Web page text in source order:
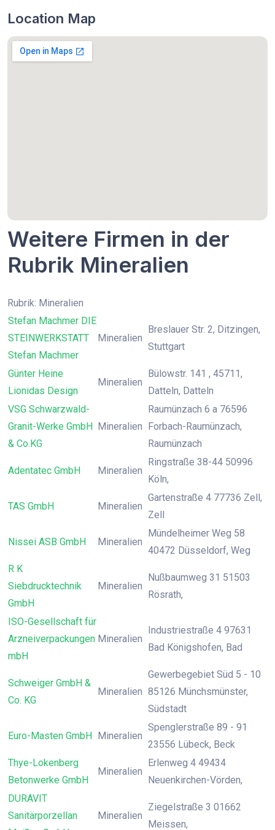
Location Map
Weitere Firmen in der
Rubrik Mineralien
Rubrik: Mineralien
Stefan Machmer DIE
STEINWERKSTATT
Stefan Machmer
Mineralien
Breslauer Str. 2, Ditzingen,
Stuttgart
Günter Heine
Lionidas Design
Mineralien
Bülowstr. 141 , 45711,
Datteln, Datteln
VSG Schwarzwald-
Granit-Werke GmbH
& Co.KG
Mineralien
Raumünzach 6 a 76596
Forbach-Raumünzach,
Raumünzach
Adentatec GmbH Mineralien
Ringstraße 38-44 50996
Köln,
TAS GmbH Mineralien
Gartenstraße 4 77736 Zell,
Zell
Nissei ASB GmbH Mineralien
Mündelheimer Weg 58
40472 Düsseldorf, Weg
R K
Siebdrucktechnik
GmbH
Mineralien
Nußbaumweg 31 51503
Rösrath,
ISO-Gesellschaft für
Arzneiverpackungen
mbH
Mineralien
Industriestraße 4 97631
Bad Königshofen, Bad
Schweiger GmbH &
Co. KG
Mineralien
Gewerbegebiet Süd 5 - 10
85126 Münchsmünster,
Südstadt
Euro-Masten GmbH Mineralien
Spenglerstraße 89 - 91
23556 Lübeck, Beck
Thye-Lokenberg
Betonwerke GmbH
Mineralien
Erlenweg 4 49434
Neuenkirchen-Vörden,
DURAVIT
Sanitärporzellan
Mineralien
Ziegelstraße 3 01662
Meissen,